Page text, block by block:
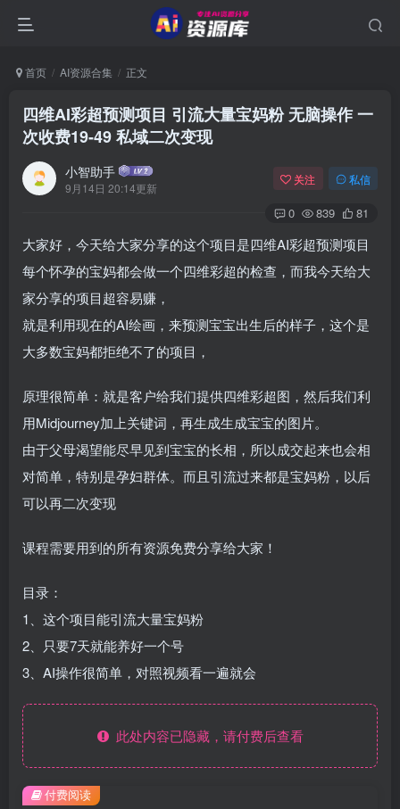
首页 AI资源合集 正文
四维AI彩超预测项目 引流大量宝妈粉 无脑操作 一
次收费19-49 私域二次变现
小智助手
9月14日 20:14更新
关注 私信
0 839 81
大家好，今天给大家分享的这个项目是四维AI彩超预测项目
每个怀孕的宝妈都会做一个四维彩超的检查，而我今天给大
家分享的项目超容易赚，
就是利用现在的AI绘画，来预测宝宝出生后的样子，这个是
大多数宝妈都拒绝不了的项目，
原理很简单：就是客户给我们提供四维彩超图，然后我们利
用Midjourney加上关键词，再生成生成宝宝的图片。
由于父母渴望能尽早见到宝宝的长相，所以成交起来也会相
对简单，特别是孕妇群体。而且引流过来都是宝妈粉，以后
可以再二次变现
课程需要用到的所有资源免费分享给大家！
目录：
1、这个项目能引流大量宝妈粉
2、只要7天就能养好一个号
3、AI操作很简单，对照视频看一遍就会
此处内容已隐藏，请付费后查看
付费阅读